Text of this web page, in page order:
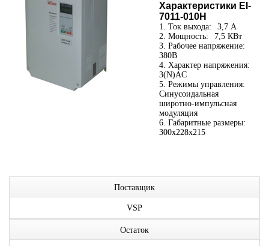
Характеристики EI-
7011-010H
1. Ток выхода:
3,7 А
2. Мощность:
7,5 КВт
3. Рабочее напряжение:
380В
4. Характер напряжения:
3(N)AC
5. Режимы управления:
Синусоидальная
широтно-импульсная
модуляция
6. Габаритные размеры:
300x228x215
Поставщик
VSP
Остаток